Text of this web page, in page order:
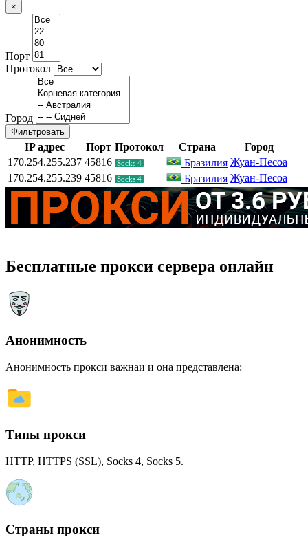
×
Порт
Протокол
Город
Фильтровать
IP адрес Порт Протокол Страна
Город
170.254.255.237 45816 Socks 4 Бразилия Жуан-Песоа
170.254.255.239 45816 Socks 4 Бразилия Жуан-Песоа
Бесплатные прокси сервера онлайн
Анонимность
Анонимность прокси важнаи и она представлена:
Типы прокси
HTTP, HTTPS (SSL), Socks 4, Socks 5.
Страны прокси